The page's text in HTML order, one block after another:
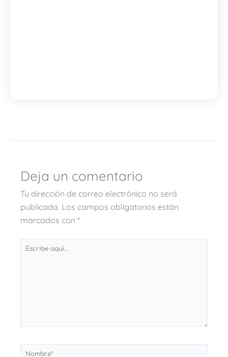
Deja un comentario
Tu dirección de correo electrónico no será
publicada. Los campos obligatorios están
marcados con *
Escribe
Nombre*